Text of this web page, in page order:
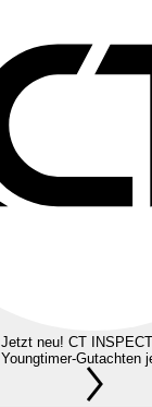
Jetzt neu! CT
Gutachten